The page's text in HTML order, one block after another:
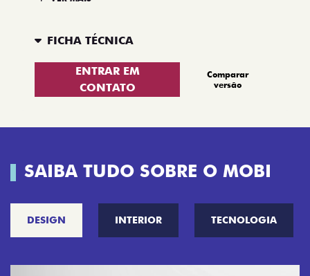
FICHA TÉCNICA
ENTRAR EM
CONTATO
Comparar
versão
SAIBA TUDO SOBRE O MOBI
DESIGN INTERIOR TECNOLOGIA